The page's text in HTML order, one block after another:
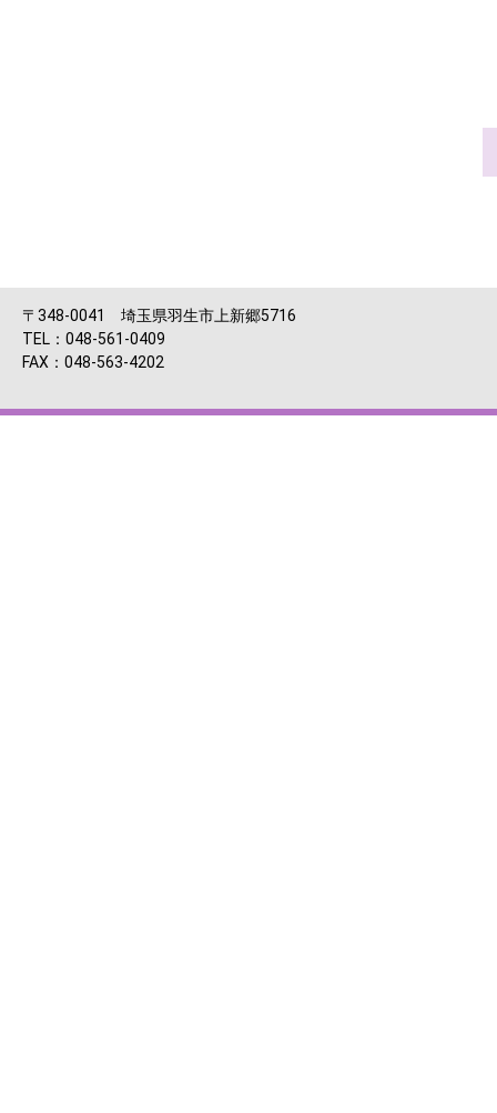
〒348-0041 埼玉県羽生市上新郷5716
TEL：048-561-0409
FAX：048-563-4202